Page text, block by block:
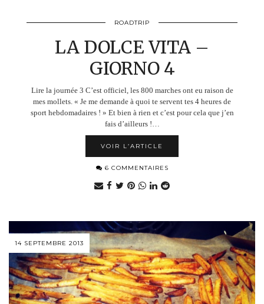
ROADTRIP
LA DOLCE VITA –
GIORNO 4
Lire la journée 3 C’est officiel, les 800 marches ont eu raison de
mes mollets. « Je me demande à quoi te servent tes 4 heures de
sport hebdomadaires ! » Et bien à rien et c’est pour cela que j’en
fais d’ailleurs !…
VOIR L’ARTICLE
6 COMMENTAIRES
14 SEPTEMBRE 2013